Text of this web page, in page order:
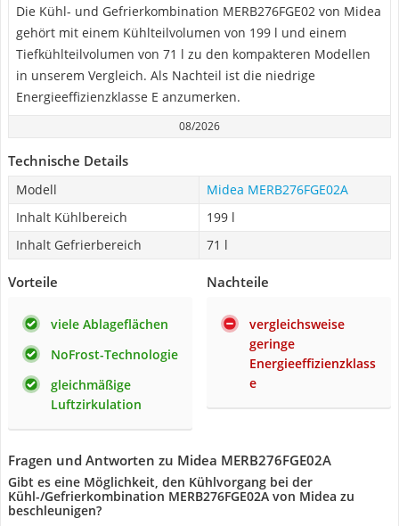
Die Kühl- und Gefrierkombination MERB276FGE02 von Midea
gehört mit einem Kühlteilvolumen von 199 l und einem
Tiefkühlteilvolumen von 71 l zu den kompakteren Modellen
in unserem Vergleich. Als Nachteil ist die niedrige
Energieeffizienzklasse E anzumerken.
08/2026
Technische Details
Modell
Midea MERB276FGE02A
Inhalt Kühlbereich
199 l
Inhalt Gefrierbereich
71 l
Vorteile
viele Ablageflächen
NoFrost-Technologie
gleichmäßige
Luftzirkulation
Nachteile
vergleichsweise
geringe
Energieeffizienzklass
e
Fragen und Antworten zu Midea MERB276FGE02A
Gibt es eine Möglichkeit, den Kühlvorgang bei der
Kühl-/Gefrierkombination MERB276FGE02A von Midea zu
beschleunigen?